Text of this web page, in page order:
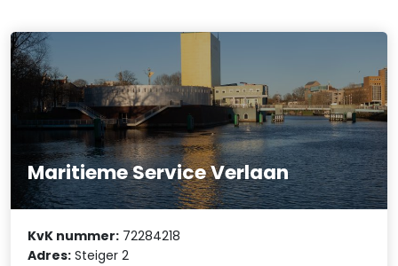
Maritieme Service Verlaan
KvK nummer: 72284218
Adres: Steiger 2